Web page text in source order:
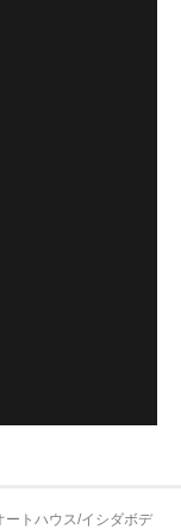
トハウス/イシダボデ